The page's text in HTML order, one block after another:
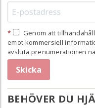
Genom att
emot kommersiell
avsluta prenumerationen
BEHÖVER DU